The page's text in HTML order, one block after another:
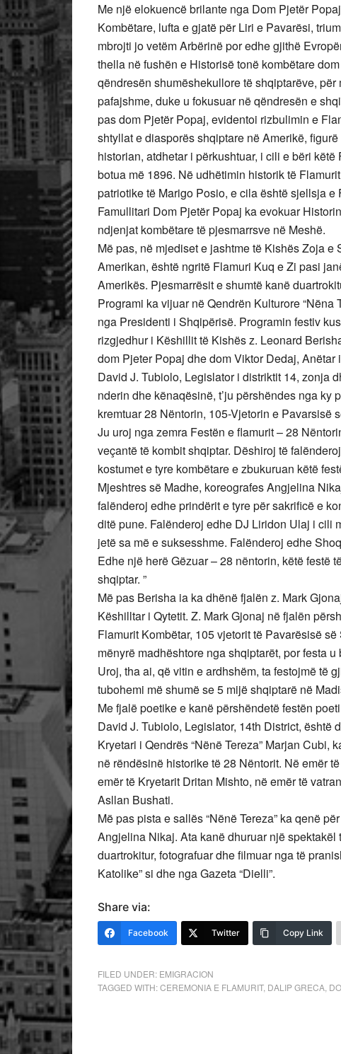
Me një elokuencë brilante nga Dom Pjetër
Kombëtare, lufta e gjatë për Liri e Pavarësi,
mbrojti jo vetëm Arbërinë por edhe gjithë
thella në fushën e Historisë tonë kombëtare
qëndresën shumëshekullore të shqiptarëve,
pafajshme, duke u fokusuar në qëndresën e
pas dom Pjetër Popaj, evidentoi rizbulimin e
shtyllat e diasporës shqiptare në Amerikë,
historian, atdhetar i përkushtuar, i cili e bëri
botua më 1896. Në udhëtimin historik të
patriotike të Marigo Posio, e cila është sjellsja
Famullitari Dom Pjetër Popaj ka evokuar
ndjenjat kombëtare të pjesmarrsve në Meshë.
Më pas, në mjediset e jashtme të Kishës Zoja
Amerikan, është ngritë Flamuri Kuq e Zi pasi
Amerikës. Pjesmarrësit e shumtë kanë
Programi ka vijuar në Qendrën Kulturore “Nëna
nga Presidenti i Shqipërisë. Programin festiv
rizgjedhur i Këshillit të Kishës z. Leonard
dom Pjeter Popaj dhe dom Viktor Dedaj,
David J. Tubiolo, Legislator i distriktit 14, zonja
nderin dhe kënaqësinë, t’ju përshëndes nga
kremtuar 28 Nëntorin, 105-Vjetorin e Pavarsisë
Ju uroj nga zemra Festën e flamurit – 28
veçantë të kombit shqiptar. Dëshiroj të
kostumet e tyre kombëtare e zbukuruan këtë
Mjeshtres së Madhe, koreografes Angjelina
falënderoj edhe prindërit e tyre për sakrificë e
ditë pune. Falënderoj edhe DJ Liridon Ulaj i cili
jetë sa më e suksesshme. Falënderoj edhe
Edhe një herë Gëzuar – 28 nëntorin, këtë festë
shqiptar. ”
Më pas Berisha ia ka dhënë fjalën z. Mark
Këshilltar i Qytetit. Z. Mark Gjonaj në fjalën
Flamurit Kombëtar, 105 vjetorit të Pavarësisë
mënyrë madhështore nga shqiptarët, por festa
Uroj, tha ai, që vitin e ardhshëm, ta festojmë të
tubohemi më shumë se 5 mijë shqiptarë në
Me fjalë poetike e kanë përshëndetë festën
David J. Tubiolo, Legislator, 14th District, është
Kryetari i Qendrës “Nënë Tereza” Marjan Cubi,
në rëndësinë historike të 28 Nëntorit. Në emër
emër të Kryetarit Dritan Mishto, në emër të
Asllan Bushati.
Më pas pista e sallës “Nënë Tereza” ka qenë
Angjelina Nikaj. Ata kanë dhuruar një
duartrokitur, fotografuar dhe filmuar nga të
Katolike” si dhe nga Gazeta “Dielli”.
Share via:
Facebook Twitter Copy Link
FILED UNDER: EMIGRACION
TAGGED WITH:CEREMONIA E FLAMURIT, DALIP GRECA